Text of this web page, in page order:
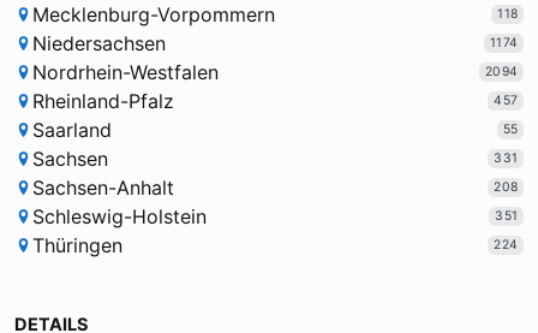
Mecklenburg-Vorpommern 118
Niedersachsen 1174
Nordrhein-Westfalen 2094
Rheinland-Pfalz 457
Saarland 55
Sachsen 331
Sachsen-Anhalt 208
Schleswig-Holstein 351
Thüringen 224
DETAILS